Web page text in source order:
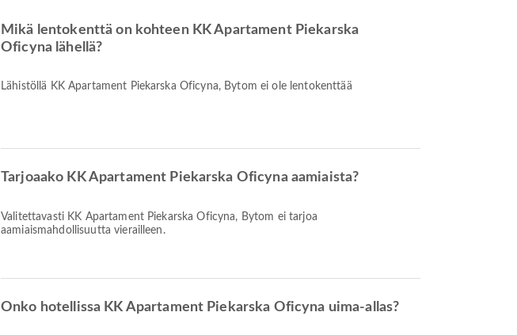
Mikä lentokenttä on kohteen KK Apartament Piekarska
Oficyna lähellä?
Lähistöllä KK Apartament Piekarska Oficyna, Bytom ei ole lentokenttää
Tarjoaako KK Apartament Piekarska Oficyna aamiaista?
Valitettavasti KK Apartament Piekarska Oficyna, Bytom ei tarjoa
aamiaismahdollisuutta vierailleen.
Onko hotellissa KK Apartament Piekarska Oficyna uima-allas?